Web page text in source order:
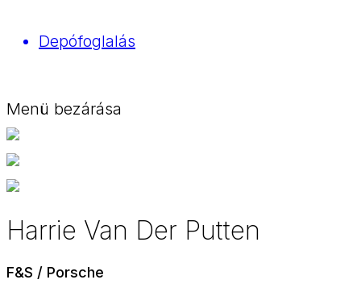
Depófoglalás
Menü bezárása
Harrie Van Der Putten
F&S / Porsche